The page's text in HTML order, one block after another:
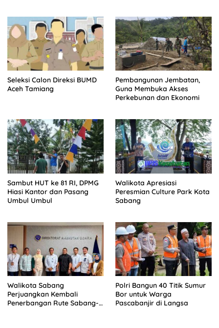
Seleksi Calon Direksi BUMD
Aceh Tamiang
Pembangunan Jembatan,
Guna Membuka Akses
Perkebunan dan Ekonomi
Sambut HUT ke 81 RI, DPMG
Hiasi Kantor dan Pasang
Umbul Umbul
Walikota Apresiasi
Peresmian Culture Park Kota
Sabang
Walikota Sabang
Perjuangkan Kembali
Penerbangan Rute Sabang-
Polri Bangun 40 Titik Sumur
Bor untuk Warga
Pascabanjir di Langsa